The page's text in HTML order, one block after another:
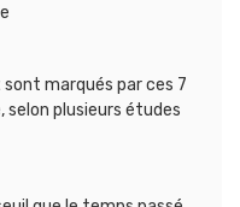
marqués par ces 7
selon plusieurs études